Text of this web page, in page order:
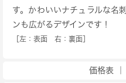
す。かわいいナチュラルな名
ンも広がるデザインです！
［左：表面 右：裏面］
価格表